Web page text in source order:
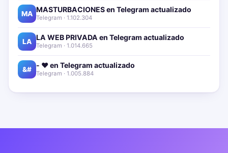
MA MASTURBACIONES en Telegram actualizado📱🔥
Telegram · 1.102.304
LA LA WEB PRIVADA en Telegram actualizado📱🔥
Telegram · 1.014.665
&# - ❤️ en Telegram actualizado📱🔥
Telegram · 1.005.884